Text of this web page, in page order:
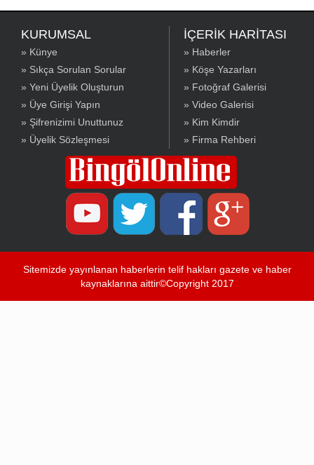
KURUMSAL
» Künye
» Sıkça Sorulan Sorular
» Yeni Üyelik Oluşturun
» Üye Girişi Yapın
» Şifrenizimi Unuttunuz
» Üyelik Sözleşmesi
İÇERİK HARİTASI
» Haberler
» Köşe Yazarları
» Fotoğraf Galerisi
» Video Galerisi
» Kim Kimdir
» Firma Rehberi
Sitemizde yayınlanan haberlerin telif hakları gazete ve haber
kaynaklarına aittir©Copyright 2017